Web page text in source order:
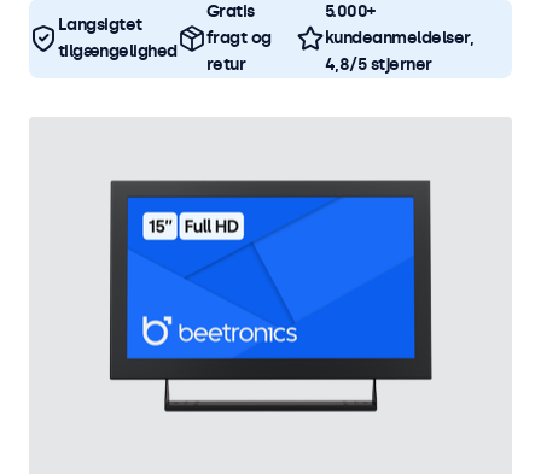
Langsigtet
tilgængelighed
Gratis
fragt og
retur
5.000+
kundeanmeldelser,
4,8/5 stjerner